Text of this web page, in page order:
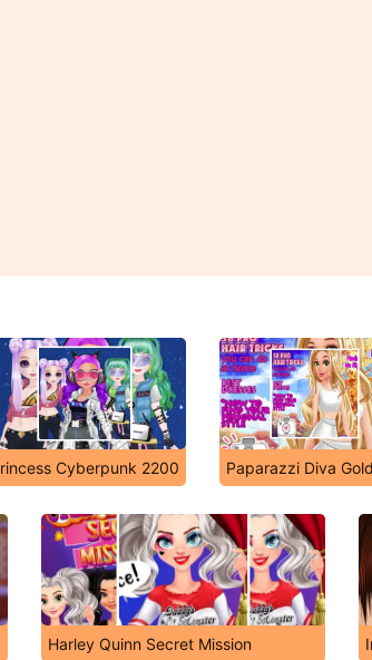
Cyberpunk 2200 Paparazzi Diva
Harley Quinn Secret Mission